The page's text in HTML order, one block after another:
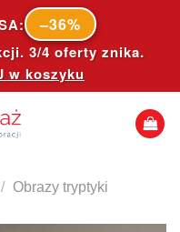
–36%
3/4 oferty znika.
w koszyku
/ Obrazy tryptyki